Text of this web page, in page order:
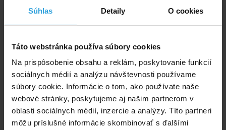
Súhlas Detaily O cookies
Táto webstránka používa súbory cookies
Na prispôsobenie obsahu a reklám, poskytovanie funkcií
sociálnych médií a analýzu návštevnosti používame
súbory cookie. Informácie o tom, ako používate naše
webové stránky, poskytujeme aj našim partnerom v
oblasti sociálnych médií, inzercie a analýzy. Títo partneri
môžu príslušné informácie skombinovať s ďalšími
Spýtajte sa predavača
Podrobný popis
Podrobný popis